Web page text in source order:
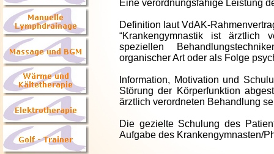
Eine verordnungsfähige Leistung
Definition laut VdAK-
“Krankengymnastik ist ärztlich
speziellen
organischer Art oder als Folge
Information, Motivation und
Störung der Körperfunktion
ärztlich verordneten Behandlung
Die gezielte Schulung des
Aufgabe des Krankengymnasten/